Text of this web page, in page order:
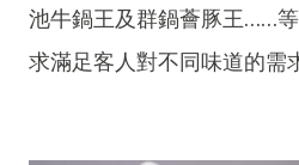
池牛鍋王及群鍋薈豚王……
求滿足客人對不同味道的需